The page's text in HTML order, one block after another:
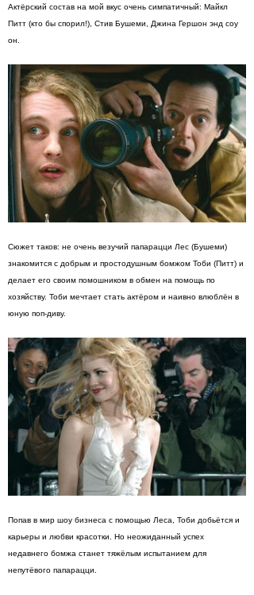
Актёрский состав на мой вкус очень симпатичный: Майкл
Питт (кто бы спорил!), Стив Бушеми, Джина Гершон энд соу
он.
Сюжет таков: не очень везучий папарацци Лес (Бушеми)
знакомится с добрым и простодушным бомжом Тоби (Питт) и
делает его своим помошником в обмен на помощь по
хозяйству. Тоби мечтает стать актёром и наивно влюблён в
юную поп-диву.
Попав в мир шоу бизнеса с помощью Леса, Тоби добьётся и
карьеры и любви красотки. Но неожиданный успех
недавнего бомжа станет тяжёлым испытанием для
непутёвого папарацци.